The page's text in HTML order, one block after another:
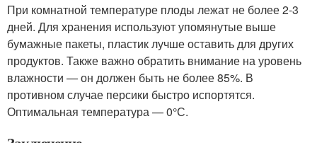
При комнатной температуре плоды лежат не более 2-3
дней. Для хранения используют упомянутые выше
бумажные пакеты, пластик лучше оставить для других
продуктов. Также важно обратить внимание на уровень
влажности — он должен быть не более 85%. В
противном случае персики быстро испортятся.
Оптимальная температура — 0°С.